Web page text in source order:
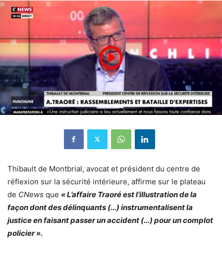
Thibault de Montbrial, avocat et président du centre de
réflexion sur la sécurité intérieure, affirme sur le plateau
de CNews que « L’affaire Traoré est l’illustration de la
façon dont des délinquants (…) instrumentalisent la
justice en faisant passer un accident (…) pour un complot
policier ».